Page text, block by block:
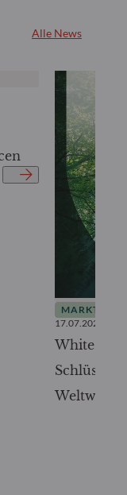
Alle News
17.07.2026
White
Schlüssel